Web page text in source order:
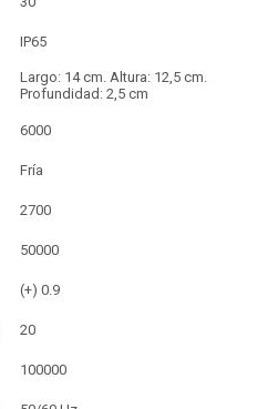
IP65
Largo: 14 cm. Altura: 12,5 cm.
Profundidad: 2,5 cm
6000
Fría
2700
50000
(+) 0.9
20
100000